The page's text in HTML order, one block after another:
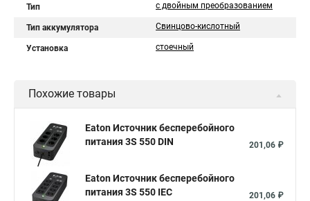
Тип с двойным преобразованием
Тип аккумулятора Свинцово-кислотный
Установка стоечный
Похожие товары
Eaton Источник бесперебойного
питания 3S 550 DIN
201,06 ₽
Eaton Источник бесперебойного
питания 3S 550 IEC
201,06 ₽